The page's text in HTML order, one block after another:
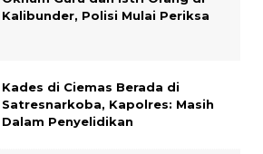
Kalibunder, Polisi Mulai Periksa
Kades di Ciemas Berada di
Satresnarkoba, Kapolres: Masih
Dalam Penyelidikan